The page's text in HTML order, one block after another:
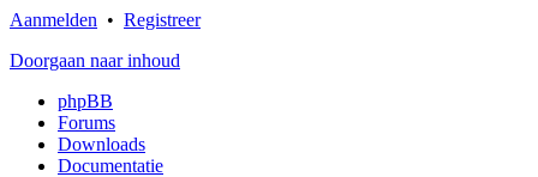
Aanmelden • Registreer
Doorgaan naar inhoud
phpBB
Forums
Downloads
Documentatie